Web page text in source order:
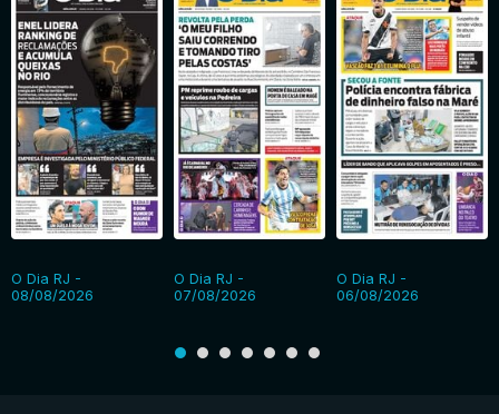
O Dia RJ -
08/08/2026
O Dia RJ -
07/08/2026
O Dia RJ -
06/08/2026